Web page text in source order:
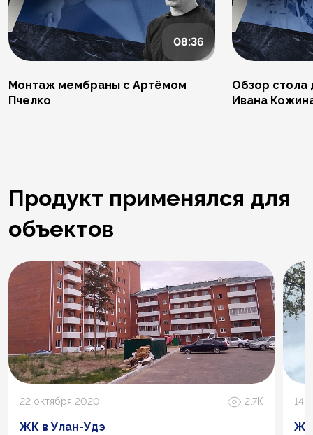
08:36
Монтаж мембраны с Артёмом
Пчелко
Обзор стола
Ивана
Продукт применялся для
объектов
22 октября 2020 2.7К
ЖК в Улан-Удэ
14
ЖК